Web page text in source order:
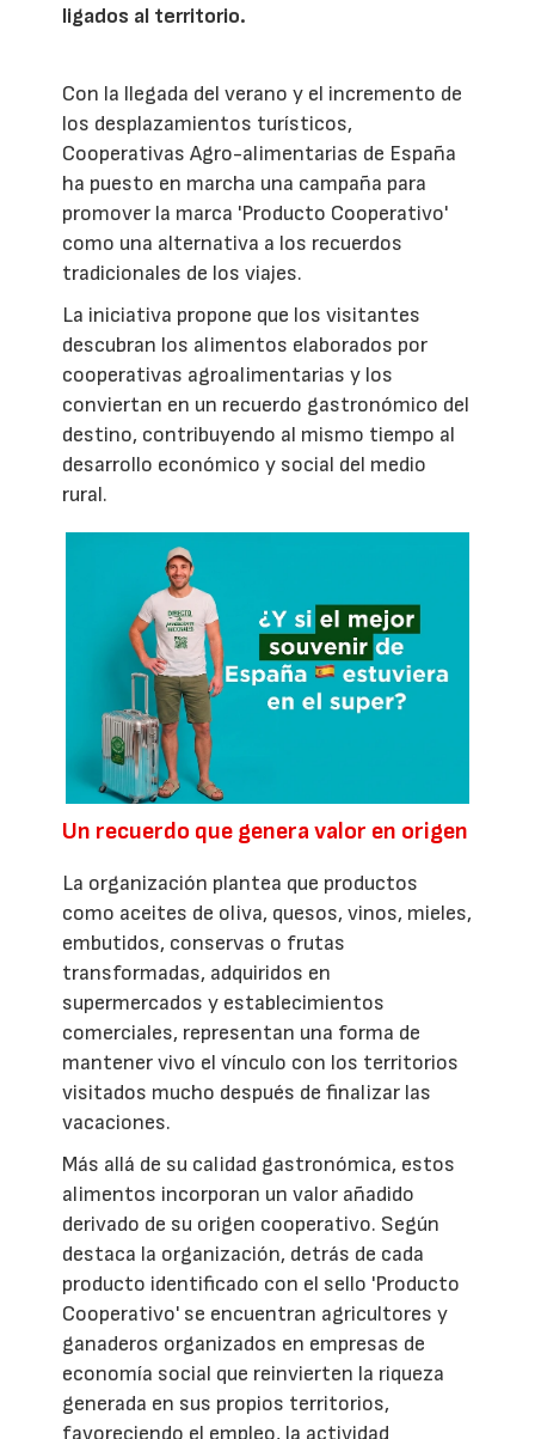
ligados al territorio.
Con la llegada del verano y el incremento de
los desplazamientos turísticos,
Cooperativas Agro-alimentarias de España
ha puesto en marcha una campaña para
promover la marca 'Producto Cooperativo'
como una alternativa a los recuerdos
tradicionales de los viajes.
La iniciativa propone que los visitantes
descubran los alimentos elaborados por
cooperativas agroalimentarias y los
conviertan en un recuerdo gastronómico del
destino, contribuyendo al mismo tiempo al
desarrollo económico y social del medio
rural.
Un recuerdo que genera valor en origen
La organización plantea que productos
como aceites de oliva, quesos, vinos, mieles,
embutidos, conservas o frutas
transformadas, adquiridos en
supermercados y establecimientos
comerciales, representan una forma de
mantener vivo el vínculo con los territorios
visitados mucho después de finalizar las
vacaciones.
Más allá de su calidad gastronómica, estos
alimentos incorporan un valor añadido
derivado de su origen cooperativo. Según
destaca la organización, detrás de cada
producto identificado con el sello 'Producto
Cooperativo' se encuentran agricultores y
ganaderos organizados en empresas de
economía social que reinvierten la riqueza
generada en sus propios territorios,
favoreciendo el empleo, la actividad